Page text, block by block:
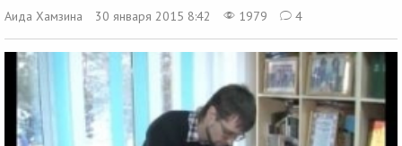
Аида Хамзина
30 января 2015 8:42 1979 4